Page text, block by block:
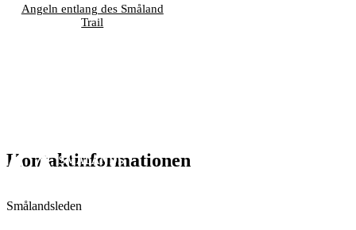
Angeln entlang des Småland
Trail
Kontaktinformationen
Smålandsleden